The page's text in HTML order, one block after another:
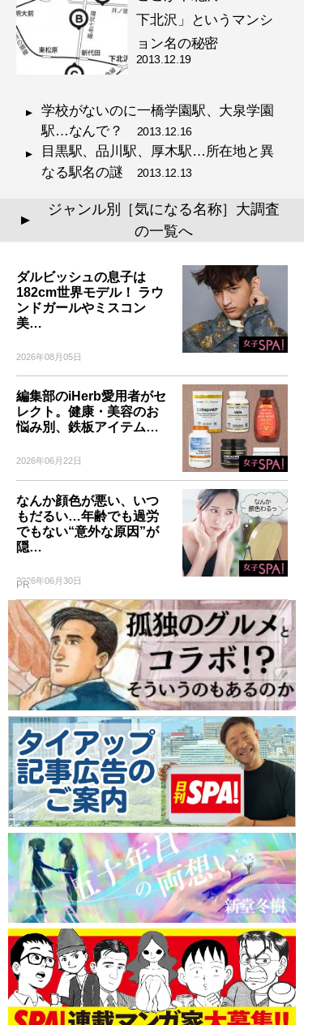
下北沢」というマンシ
ョン名の秘密
2013.12.19
学校がないのに一橋学園駅、大泉学園
駅…なんで？ 2013.12.16
目黒駅、品川駅、厚木駅…所在地と異
なる駅名の謎 2013.12.13
▲
ジャンル別［気になる名称］大調査
の一覧へ
ダルビッシュの息子は
182cm世界モデル！ ラウ
ンドガールやミスコン
美…
2026年08月05日
編集部のiHerb愛用者がセ
レクト。健康・美容のお
悩み別、鉄板アイテム…
2026年06月22日
なんか顔色が悪い、いつ
もだるい…年齢でも過労
でもない“意外な原因”が
隠…
2026年06月30日
PR